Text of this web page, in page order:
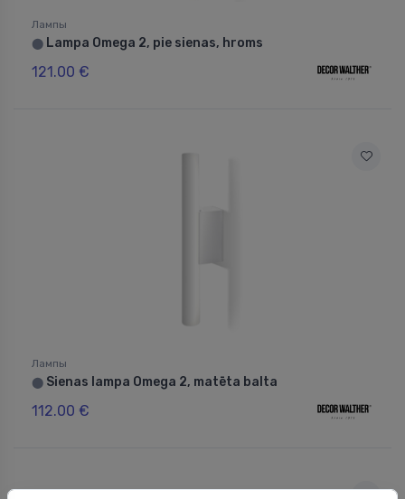
Лампы
⬤ Lampa Omega 2, pie sienas, hroms
121.00 €
Лампы
⬤ Sienas lampa Omega 2, matēta balta
112.00 €